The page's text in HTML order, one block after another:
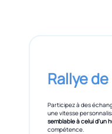
Rallye
Participez à des
une vitesse
semblable à celui d'un
compétence.